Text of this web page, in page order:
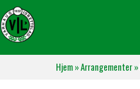
Hjem»Arrangementer»